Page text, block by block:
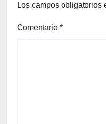
Los campos obligatorios
Comentario *